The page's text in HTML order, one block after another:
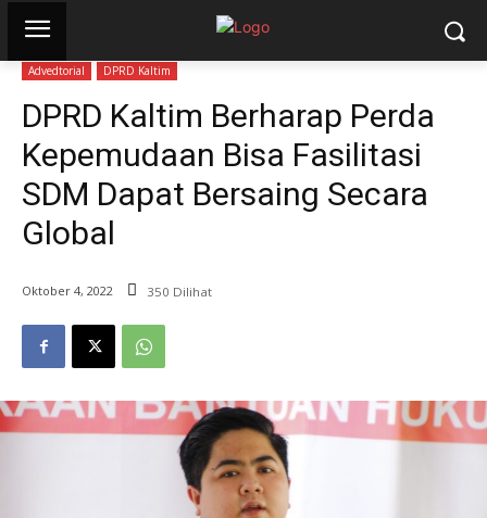
Advedtorial DPRD Kaltim
DPRD Kaltim Berharap Perda
Kepemudaan Bisa Fasilitasi
SDM Dapat Bersaing Secara
Global
Oktober 4, 2022 350 Dilihat